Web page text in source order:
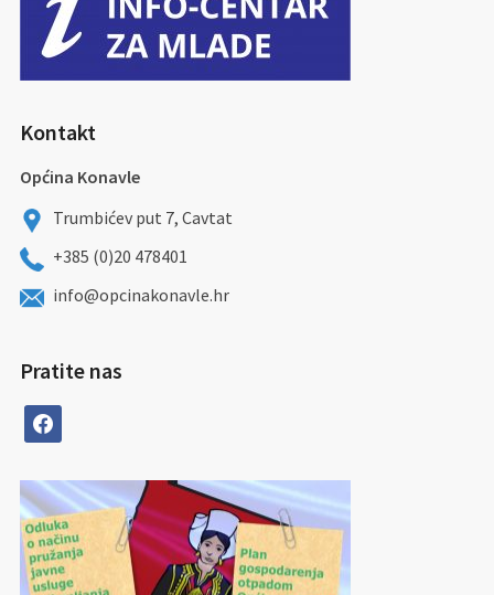
Kontakt
Općina Konavle
Trumbićev put 7, Cavtat
+385 (0)20 478401
info@opcinakonavle.hr
Pratite nas
facebook